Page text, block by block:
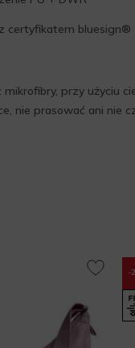
certyfikatem bluesign®
przy użyciu
nie prasować ani nie
-